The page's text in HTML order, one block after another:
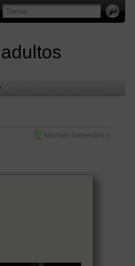
Nenhum comentário »